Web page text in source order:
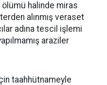
ölümü halinde miras
alınmış veraset
adına tescil işlemi
araziler
taahhütnameyle